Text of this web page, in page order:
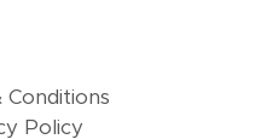
Conditions
Policy